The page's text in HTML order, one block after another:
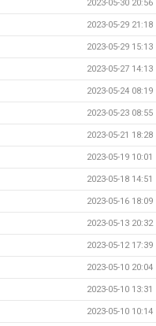
2023-05-30 20:56
2023-05-29 21:18
2023-05-29 15:13
2023-05-27 14:13
2023-05-24 08:19
2023-05-23 08:55
2023-05-21 18:28
2023-05-19 10:01
2023-05-18 14:51
2023-05-16 18:09
2023-05-13 20:32
2023-05-12 17:39
2023-05-10 20:04
2023-05-10 13:31
2023-05-10 10:14